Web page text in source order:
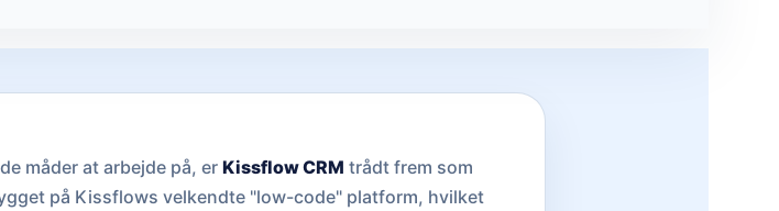
måder at arbejde på, er Kissflow CRM trådt frem som
på Kissflows velkendte "low-code" platform, hvilket